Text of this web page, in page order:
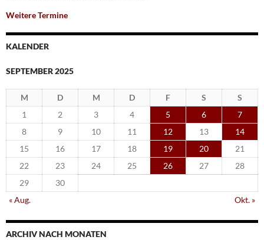
Weitere Termine
KALENDER
SEPTEMBER 2025
M D M D F S
S
1
2 3 4 5 6
7
8
9 10 11 12 13
14
15
16 17 18 19 20
21
22
23 24 25 26 27
28
29
30
« Aug.
Okt. »
ARCHIV NACH MONATEN